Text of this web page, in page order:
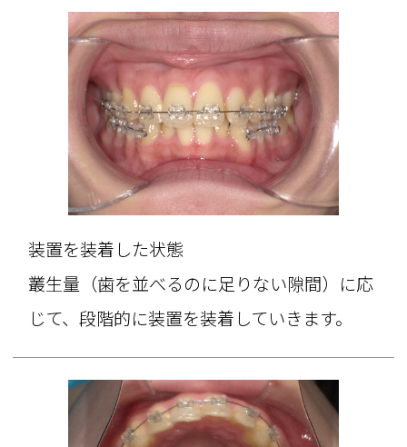
装置を装着した状態
叢生量（歯を並べるのに足りない隙間）に応
じて、段階的に装置を装着していきます。